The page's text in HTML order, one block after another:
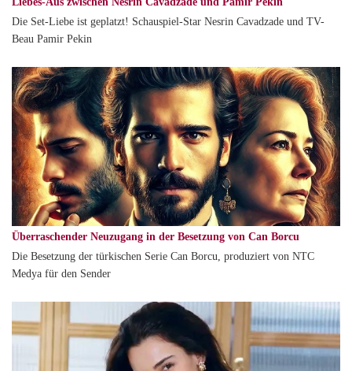
Die Set-Liebe ist geplatzt! Schauspiel-Star Nesrin Cavadzade und TV-
Beau Pamir Pekin
Überraschender Neuzugang in der Besetzung von Can Borcu
Die Besetzung der türkischen Serie Can Borcu, produziert von NTC
Medya für den Sender